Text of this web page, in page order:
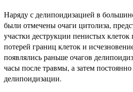
Наряду с делипоидизацией в
были отмечены очаги цитолиза,
участки деструкции пенистых клеток
потерей границ клеток и
появлялись раньше очагов
часы после травмы, а затем
делипоидизации.